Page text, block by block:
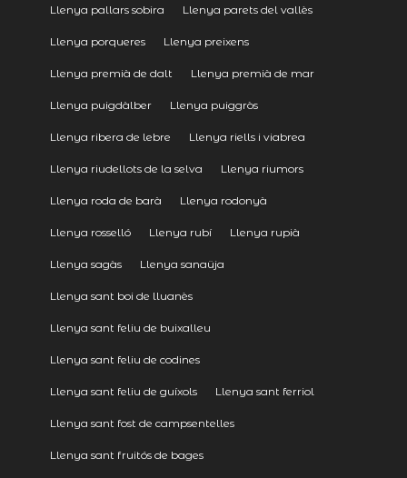
Llenya pallars sobira Llenya parets del vallès
Llenya porqueres Llenya preixens
Llenya premià de dalt Llenya premià de mar
Llenya puigdàlber Llenya puiggròs
Llenya ribera de lebre Llenya riells i viabrea
Llenya riudellots de la selva Llenya riumors
Llenya roda de barà Llenya rodonyà
Llenya rosselló Llenya rubí Llenya rupià
Llenya sagàs Llenya sanaüja
Llenya sant boi de lluanès
Llenya sant feliu de buixalleu
Llenya sant feliu de codines
Llenya sant feliu de guíxols Llenya sant ferriol
Llenya sant fost de campsentelles
Llenya sant fruitós de bages